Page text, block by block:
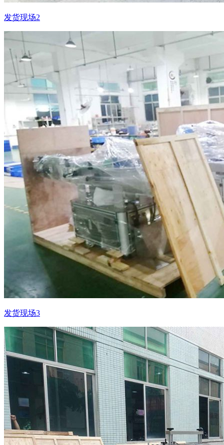
发货现场2
发货现场3